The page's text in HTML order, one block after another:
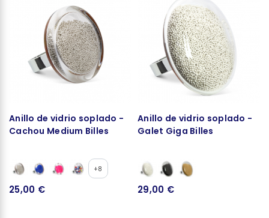
Anillo de vidrio soplado -
Cachou Medium Billes
+8
25,00 €
Anillo de vidrio soplado -
Galet Giga Billes
29,00 €